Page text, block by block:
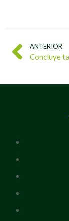
ANTERIOR